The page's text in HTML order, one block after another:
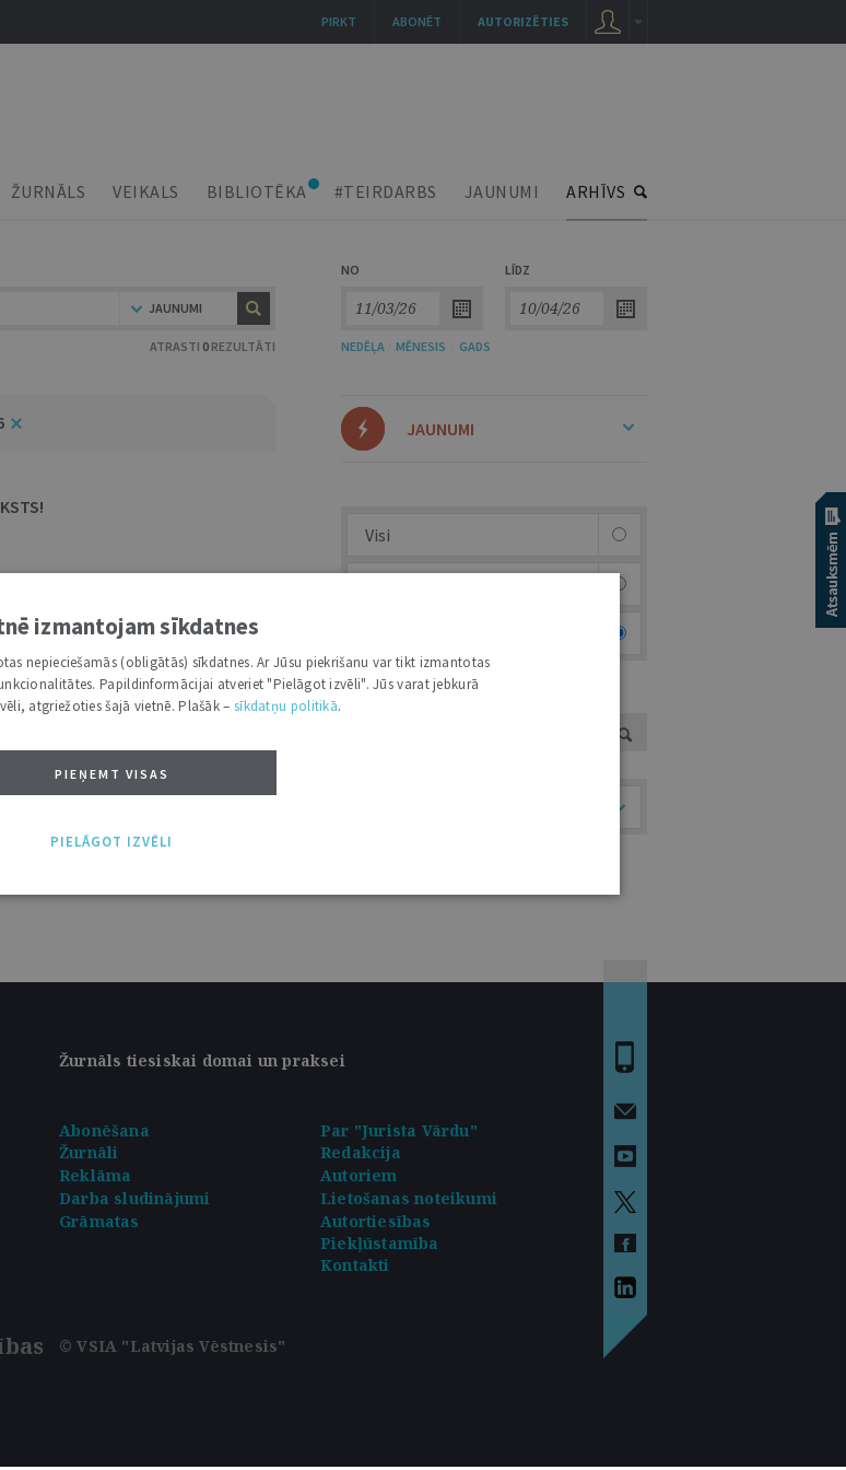
ŽURNĀLS VEIKALS BIBLIOTĒKA #TEIRDARBS JAUNUMI ARHĪVS
JAUNUMI
ATRASTI 0 REZULTĀTI
NO LĪDZ
NEDĒĻA MĒNESIS GADS
JAUNUMI
Visi
Žurnāls tiesiskai domai un praksei
Abonēšana
Par "Jurista Vārdu"
Žurnāli
Redakcija
Reklāma
Autoriem
Darba sludinājumi
Lietošanas noteikumi
Grāmatas
Autortiesības
Piekļūstamība
Kontakti
© VSIA "Latvijas Vēstnesis"
AUTORIZĒTIES
ABONĒT
PIRKT
izmantojam sīkdatnes
nepieciešamās (obligātās) sīkdatnes. Ar Jūsu piekrišanu var tikt izmantotas
Papildinformācijai atveriet "Pielāgot izvēli". Jūs varat jebkurā
atgriežoties šajā vietnē. Plašāk – sīkdatņu politikā.
PIEŅEMT VISAS
PIELĀGOT IZVĒLI